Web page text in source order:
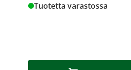
Tuotetta varastossa